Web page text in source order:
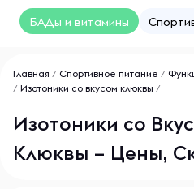
БАДы и витамины
Главная / Спортивное питание /
/ Изотоники со вкусом клюквы /
Изотоники со
Клюквы – Цены,